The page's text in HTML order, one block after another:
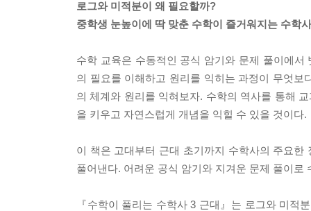
로그와 미적분이 왜 필요할까?
중학생 눈높이에 딱 맞춘 수학이 즐거워지는 수학
수학 교육은 수동적인 공식 암기와 문제 풀이에
의 필요를 이해하고 원리를 익히는 과정이 무엇
의 체계와 원리를 익혀보자. 수학의 역사를 통해
을 키우고 자연스럽게 개념을 익힐 수 있을 것이다.
이 책은 고대부터 근대 초기까지 수학사의 주요
풀어낸다. 어려운 공식 암기와 지겨운 문제 풀이
『수학이 풀리는 수학사 3 근대』는 로그와 미적